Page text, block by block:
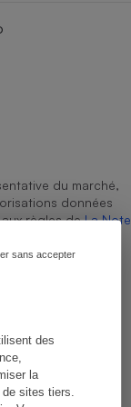
des
la
sites tiers.
sans accepter
du marché,
données
règles deLa Note
écran
tests en
les